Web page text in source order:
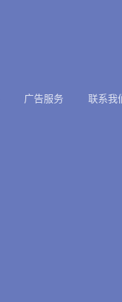
广告服务 联系我